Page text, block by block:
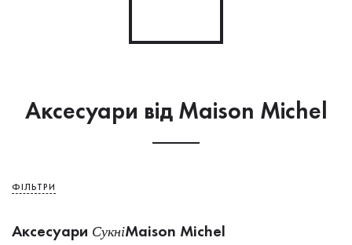
Аксесуари від Maison Michel
ФІЛЬТРИ
Аксесуари СукнiMaison Michel